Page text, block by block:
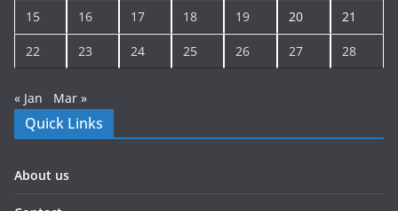
15 16 17 18 19 20 21
22 23 24 25 26 27 28
« Jan Mar »
Quick Links
About us